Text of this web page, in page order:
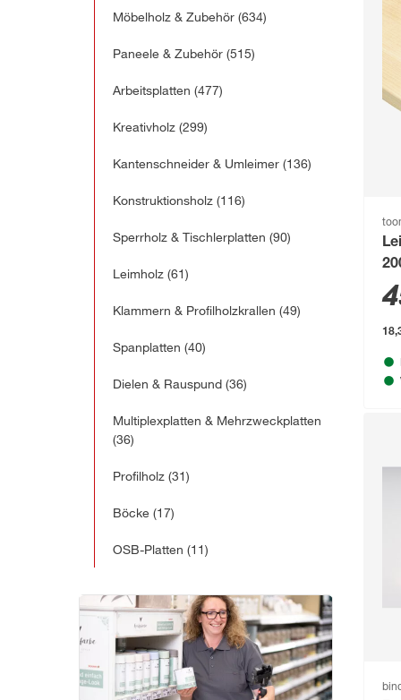
Möbelholz & Zubehör (634)
Paneele & Zubehör (515)
Arbeitsplatten (477)
Kreativholz (299)
Kantenschneider & Umleimer (136)
Konstruktionsholz (116)
Sperrholz & Tischlerplatten (90)
Leimholz (61)
Klammern & Profilholzkrallen (49)
Spanplatten (40)
Dielen & Rauspund (36)
Multiplexplatten & Mehrzweckplatten
(36)
Profilholz (31)
Böcke (17)
OSB-Platten (11)